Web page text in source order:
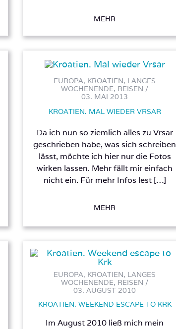
MEHR
EUROPA, KROATIEN, LANGES
WOCHENENDE, REISEN /
03. MAI 2013
KROATIEN. MAL WIEDER VRSAR
Da ich nun so ziemlich alles zu Vrsar
geschrieben habe, was sich schreiben
lässt, möchte ich hier nur die Fotos
wirken lassen. Mehr fällt mir einfach
nicht ein. Für mehr Infos lest […]
MEHR
EUROPA, KROATIEN, LANGES
WOCHENENDE, REISEN /
03. AUGUST 2010
KROATIEN. WEEKEND ESCAPE TO KRK
Im August 2010 ließ mich mein